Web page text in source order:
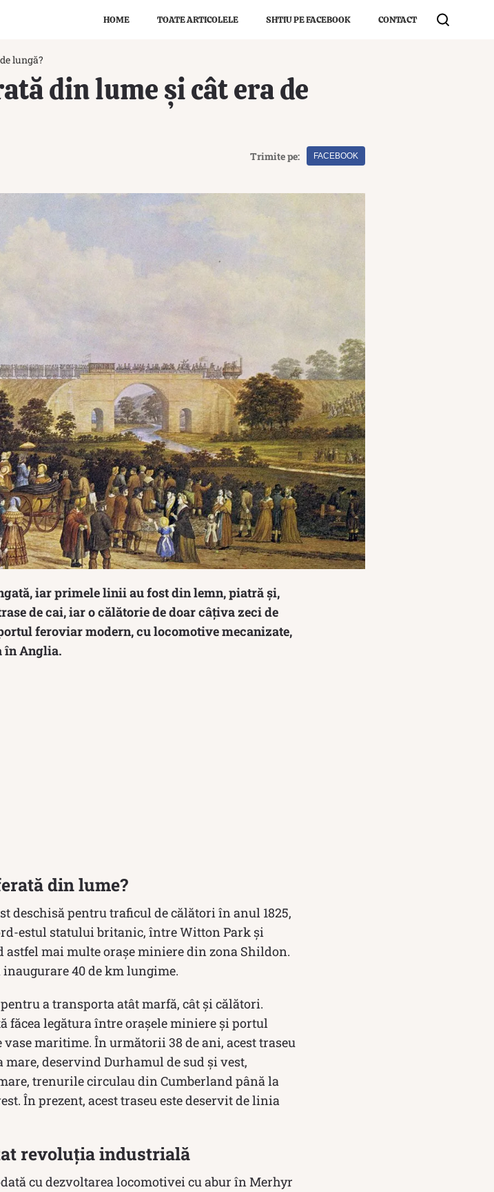
HOME TOATE ARTICOLELE SHTIU PE FACEBOOK CONTACT
lungă?
din lume și cât era de
Trimite pe: FACEBOOK
iar primele linii au fost din lemn, piatră și,
de cai, iar o călătorie de doar câțiva zeci de
feroviar modern, cu locomotive mecanizate,
în Anglia.
din lume?
deschisă pentru traficul de călători în anul 1825,
estul statului britanic, între Witton Park şi
astfel mai multe oraşe miniere din zona Shildon.
40 de km lungime.
a transporta atât marfă, cât și călători.
făcea legătura între orașele miniere și portul
maritime. În următorii 38 de ani, acest traseu
deservind Durhamul de sud şi vest,
trenurile circulau din Cumberland până la
În prezent, acest traseu este deservit de linia
revoluția industrială
cu dezvoltarea locomotivei cu abur în Merhyr